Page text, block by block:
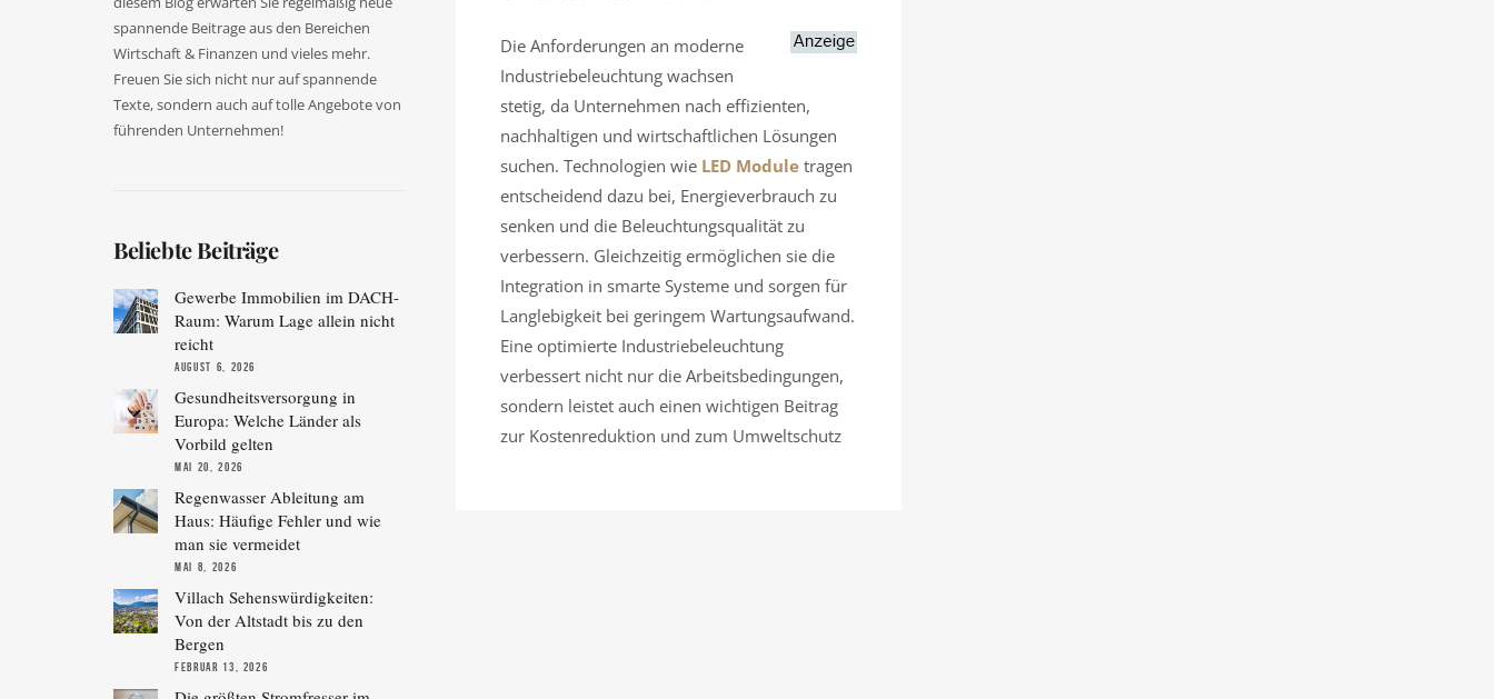
spannende Beitrage aus den Bereichen
Wirtschaft & Finanzen und vieles mehr.
Freuen Sie sich nicht nur auf spannende
Texte, sondern auch auf tolle Angebote von
führenden Unternehmen!
Beliebte Beiträge
Gewerbe Immobilien im DACH-
Raum: Warum Lage allein nicht
reicht
AUGUST 6, 2026
Gesundheitsversorgung in
Europa: Welche Länder als
Vorbild gelten
MAI 20, 2026
Regenwasser Ableitung am
Haus: Häufige Fehler und wie
man sie vermeidet
MAI 8, 2026
Villach Sehenswürdigkeiten:
Von der Altstadt bis zu den
Bergen
FEBRUAR 13, 2026
Die Anforderungen an moderne
Industriebeleuchtung wachsen
stetig, da Unternehmen nach effizienten,
nachhaltigen und wirtschaftlichen Lösungen
suchen. Technologien wie LED Moduletragen
entscheidend dazu bei, Energieverbrauch zu
senken und die Beleuchtungsqualität zu
verbessern. Gleichzeitig ermöglichen sie die
Integration in smarte Systeme und sorgen für
Langlebigkeit bei geringem Wartungsaufwand.
Eine optimierte Industriebeleuchtung
verbessert nicht nur die Arbeitsbedingungen,
sondern leistet auch einen wichtigen Beitrag
zur Kostenreduktion und zum Umweltschutz